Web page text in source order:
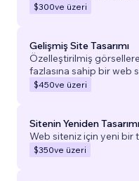
$300ve üzeri
Gelişmiş Site Tasarımı
Özelleştirilmiş
fazlasına sahip bir web
$450ve üzeri
Sitenin Yeniden Tasarımı
Web siteniz için yeni bir
$350ve üzeri